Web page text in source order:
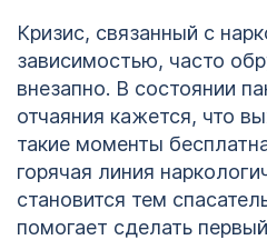
Кризис, связанный с
зависимостью, часто
внезапно. В состоянии
отчаяния кажется, что
такие моменты
горячая линия
становится тем
помогает сделать